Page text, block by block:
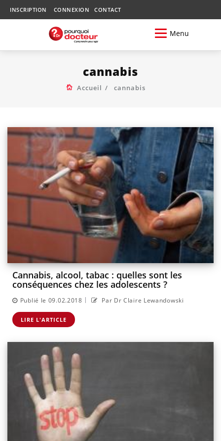
INSCRIPTION CONNEXION CONTACT
Menu
cannabis
Accueil cannabis
Cannabis, alcool, tabac : quelles sont les
conséquences chez les adolescents ?
Publié le 09.02.2018 | Par Dr Claire Lewandowski
LIRE L'ARTICLE